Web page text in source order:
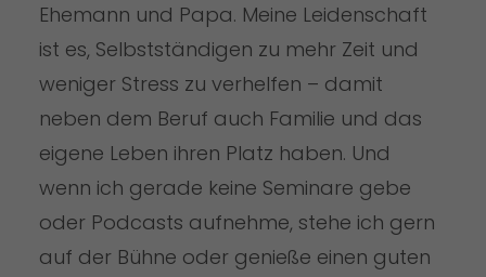
Ehemann und Papa. Meine Leidenschaft
ist es, Selbstständigen zu mehr Zeit und
weniger Stress zu verhelfen – damit
neben dem Beruf auch Familie und das
eigene Leben ihren Platz haben. Und
wenn ich gerade keine Seminare gebe
oder Podcasts aufnehme, stehe ich gern
auf der Bühne oder genieße einen guten